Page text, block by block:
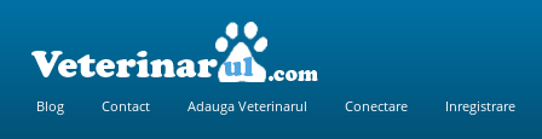
Blog Contact Adauga Veterinarul Conectare Inregistrare